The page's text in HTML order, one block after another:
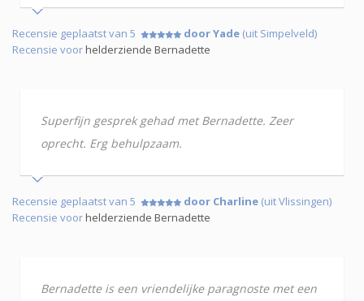
Recensie geplaatst van 5 door Yade (uit Simpelveld)
Recensie voorhelderziende Bernadette
Superfijn gesprek gehad met Bernadette. Zeer
oprecht. Erg behulpzaam.
Recensie geplaatst van 5 door Charline (uit Vlissingen)
Recensie voorhelderziende Bernadette
Bernadette is een vriendelijke paragnoste met een